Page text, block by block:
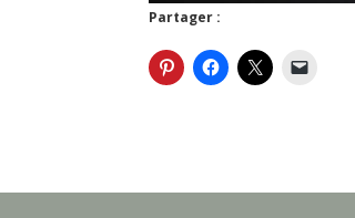
Partager :